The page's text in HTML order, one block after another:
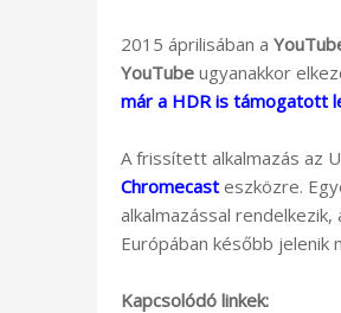
2015 áprilisában a
YouTube ugyanakkor
már a HDR is támogatott
A frissített alkalmazás az
Chromecast eszközre.
alkalmazással
Európában később jelenik
Kapcsolódó linkek: